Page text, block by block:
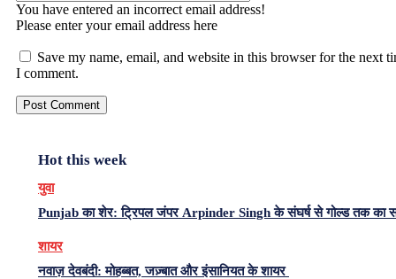
You have entered an incorrect email address!
Please enter your email address here
Save my name, email, and website in this browser for the next
I comment.
Hot this week
युवा
Punjab का शेर: ट्रिपल जंपर Arpinder Singh के संघर्ष से गोल्ड तक का
शायर
नवाज़ देवबंदी: मोहब्बत, जज़्बात और इंसानियत के शायर